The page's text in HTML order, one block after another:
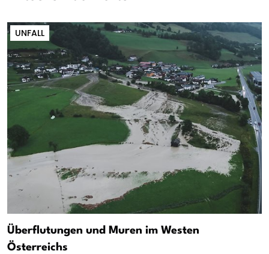
UNFALL
Überflutungen und Muren im Westen
Österreichs